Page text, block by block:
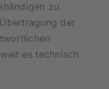
zu
der
es technisch